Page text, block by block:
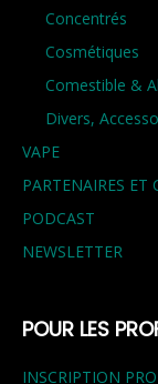
Concentrés
Cosmétiques
Comestible &
Divers,
VAPE
PARTENAIRES ET
PODCAST
NEWSLETTER
POUR LES
INSCRIPTION PRO